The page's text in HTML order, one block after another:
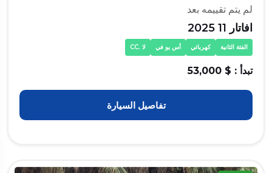
لم يتم تقييمه بعد
افاتار 11 2025
الفئة الثانية كهربائي أس يو في لا .CC
تبدأ : $ 53,000
تفاصيل السيارة